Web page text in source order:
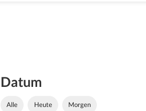
Datum
Alle Heute Morgen